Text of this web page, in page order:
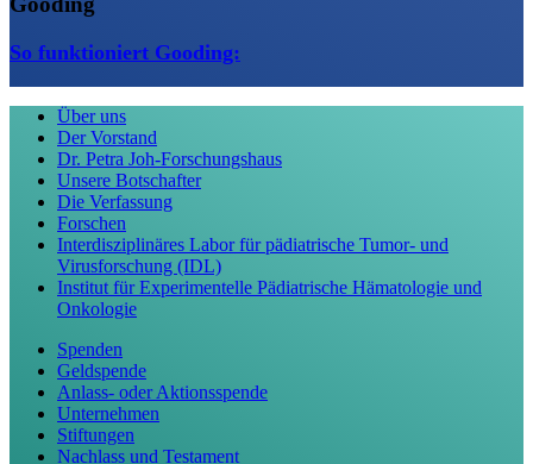
So funktioniert Gooding:
Über uns
Der Vorstand
Dr. Petra Joh-Forschungshaus
Unsere Botschafter
Die Verfassung
Forschen
Interdisziplinäres Labor für pädiatrische Tumor- und
Virusforschung (IDL)
Institut für Experimentelle Pädiatrische Hämatologie und
Onkologie
Spenden
Geldspende
Anlass- oder Aktionsspende
Unternehmen
Stiftungen
Nachlass und Testament